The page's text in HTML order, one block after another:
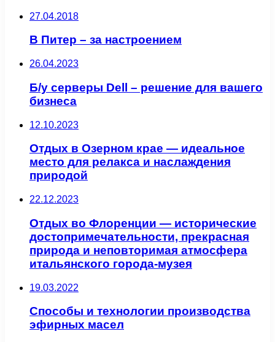
27.04.2018
В Питер – за настроением
26.04.2023
Б/у серверы Dell – решение для вашего
бизнеса
12.10.2023
Отдых в Озерном крае — идеальное
место для релакса и наслаждения
природой
22.12.2023
Отдых во Флоренции — исторические
достопримечательности, прекрасная
природа и неповторимая атмосфера
итальянского города-музея
19.03.2022
Способы и технологии производства
эфирных масел